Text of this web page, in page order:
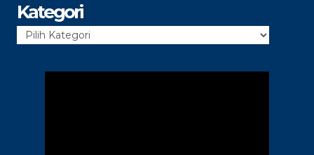
Kategori
Kategori